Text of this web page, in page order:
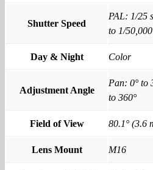
Shutter Speed
PAL: 1/25
to 1/
Day & Night Color
Adjustment Angle
Pan: 0° to
to 360°
Field of View 80.1° (3.6
Lens Mount M16